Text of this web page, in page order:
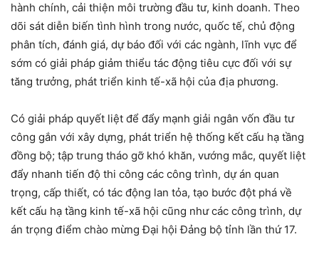
hành chính, cải thiện môi trường đầu tư, kinh doanh. Theo
dõi sát diễn biến tình hình trong nước, quốc tế, chủ động
phân tích, đánh giá, dự báo đối với các ngành, lĩnh vực để
sớm có giải pháp giảm thiểu tác động tiêu cực đối với sự
tăng trưởng, phát triển kinh tế-xã hội của địa phương.
Có giải pháp quyết liệt để đẩy mạnh giải ngân vốn đầu tư
công gắn với xây dựng, phát triển hệ thống kết cấu hạ tầng
đồng bộ; tập trung tháo gỡ khó khăn, vướng mắc, quyết liệt
đẩy nhanh tiến độ thi công các công trình, dự án quan
trọng, cấp thiết, có tác động lan tỏa, tạo bước đột phá về
kết cấu hạ tầng kinh tế-xã hội cũng như các công trình, dự
án trọng điểm chào mừng Đại hội Đảng bộ tỉnh lần thứ 17.